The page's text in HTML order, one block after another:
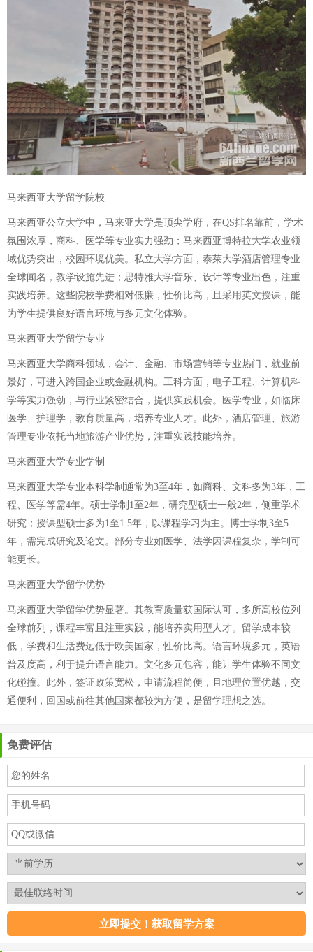
马来西亚大学留学院校
马来西亚公立大学中，马来亚大学是顶尖学府，在QS排名靠前，学术
氛围浓厚，商科、医学等专业实力强劲；马来西亚博特拉大学农业领
域优势突出，校园环境优美。私立大学方面，泰莱大学酒店管理专业
全球闻名，教学设施先进；思特雅大学音乐、设计等专业出色，注重
实践培养。这些院校学费相对低廉，性价比高，且采用英文授课，能
为学生提供良好语言环境与多元文化体验。
马来西亚大学留学专业
马来西亚大学商科领域，会计、金融、市场营销等专业热门，就业前
景好，可进入跨国企业或金融机构。工科方面，电子工程、计算机科
学等实力强劲，与行业紧密结合，提供实践机会。医学专业，如临床
医学、护理学，教育质量高，培养专业人才。此外，酒店管理、旅游
管理专业依托当地旅游产业优势，注重实践技能培养。
马来西亚大学专业学制
马来西亚大学专业本科学制通常为3至4年，如商科、文科多为3年，工
程、医学等需4年。硕士学制1至2年，研究型硕士一般2年，侧重学术
研究；授课型硕士多为1至1.5年，以课程学习为主。博士学制3至5
年，需完成研究及论文。部分专业如医学、法学因课程复杂，学制可
能更长。
马来西亚大学留学优势
马来西亚大学留学优势显著。其教育质量获国际认可，多所高校位列
全球前列，课程丰富且注重实践，能培养实用型人才。留学成本较
低，学费和生活费远低于欧美国家，性价比高。语言环境多元，英语
普及度高，利于提升语言能力。文化多元包容，能让学生体验不同文
化碰撞。此外，签证政策宽松，申请流程简便，且地理位置优越，交
通便利，回国或前往其他国家都较为方便，是留学理想之选。
免费评估